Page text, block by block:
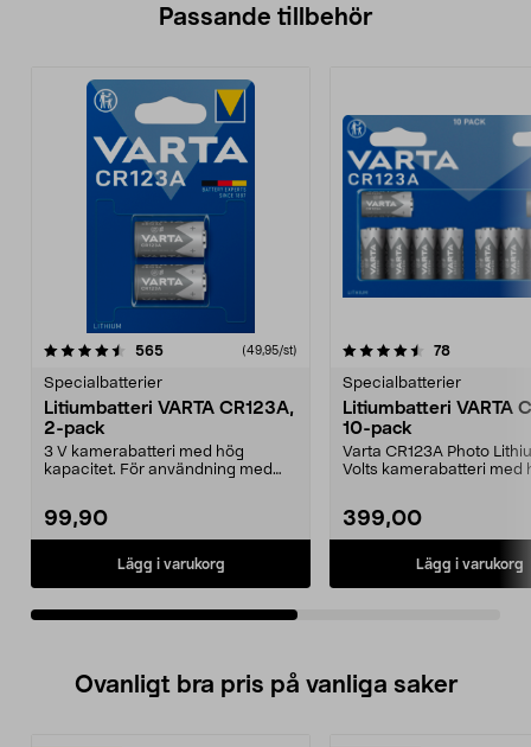
Passande tillbehör
565recensioner (49,95/st)
Specialbatterier
Litiumbatteri VARTA CR123A,
2-pack
3 V kamerabatteri med hög
kapacitet. För användning med
99,90
Lägg i varukorg
4.5av 5 stjärnor 78recensioner
Specialbatterier
Litiumbatteri VARTA
10-pack
Varta CR123A Photo
Volts kamerabatteri med
399,00
Lägg i varukorg
4.5av 5 stjärnor
Ovanligt bra pris på vanliga saker